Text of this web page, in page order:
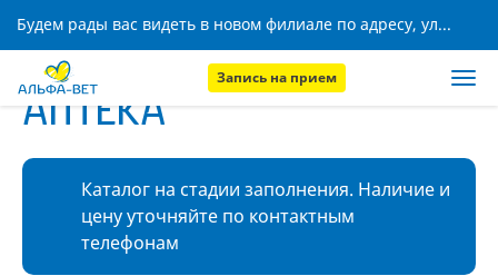
Будем рады вас видеть в новом филиале по адресу, ул. Кижеватова, 8!
Запись на прием
АПТЕКА
Каталог на стадии заполнения. Наличие и
цену уточняйте по контактным
телефонам